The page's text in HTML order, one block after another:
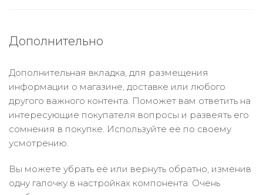
Дополнительно
Дополнительная вкладка, для размещения
информации о магазине, доставке или любого
другого важного контента. Поможет вам ответить на
интересующие покупателя вопросы и развеять его
сомнения в покупке. Используйте её по своему
усмотрению.
Вы можете убрать её или вернуть обратно, изменив
одну галочку в настройках компонента. Очень